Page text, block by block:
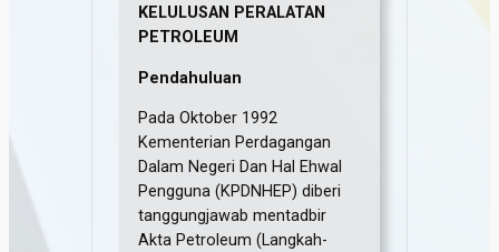
KELULUSAN PERALATAN
PETROLEUM
Pendahuluan
Pada Oktober 1992
Kementerian Perdagangan
Dalam Negeri Dan Hal Ehwal
Pengguna (KPDNHEP) diberi
tanggungjawab mentadbir
Akta Petroleum (Langkah-